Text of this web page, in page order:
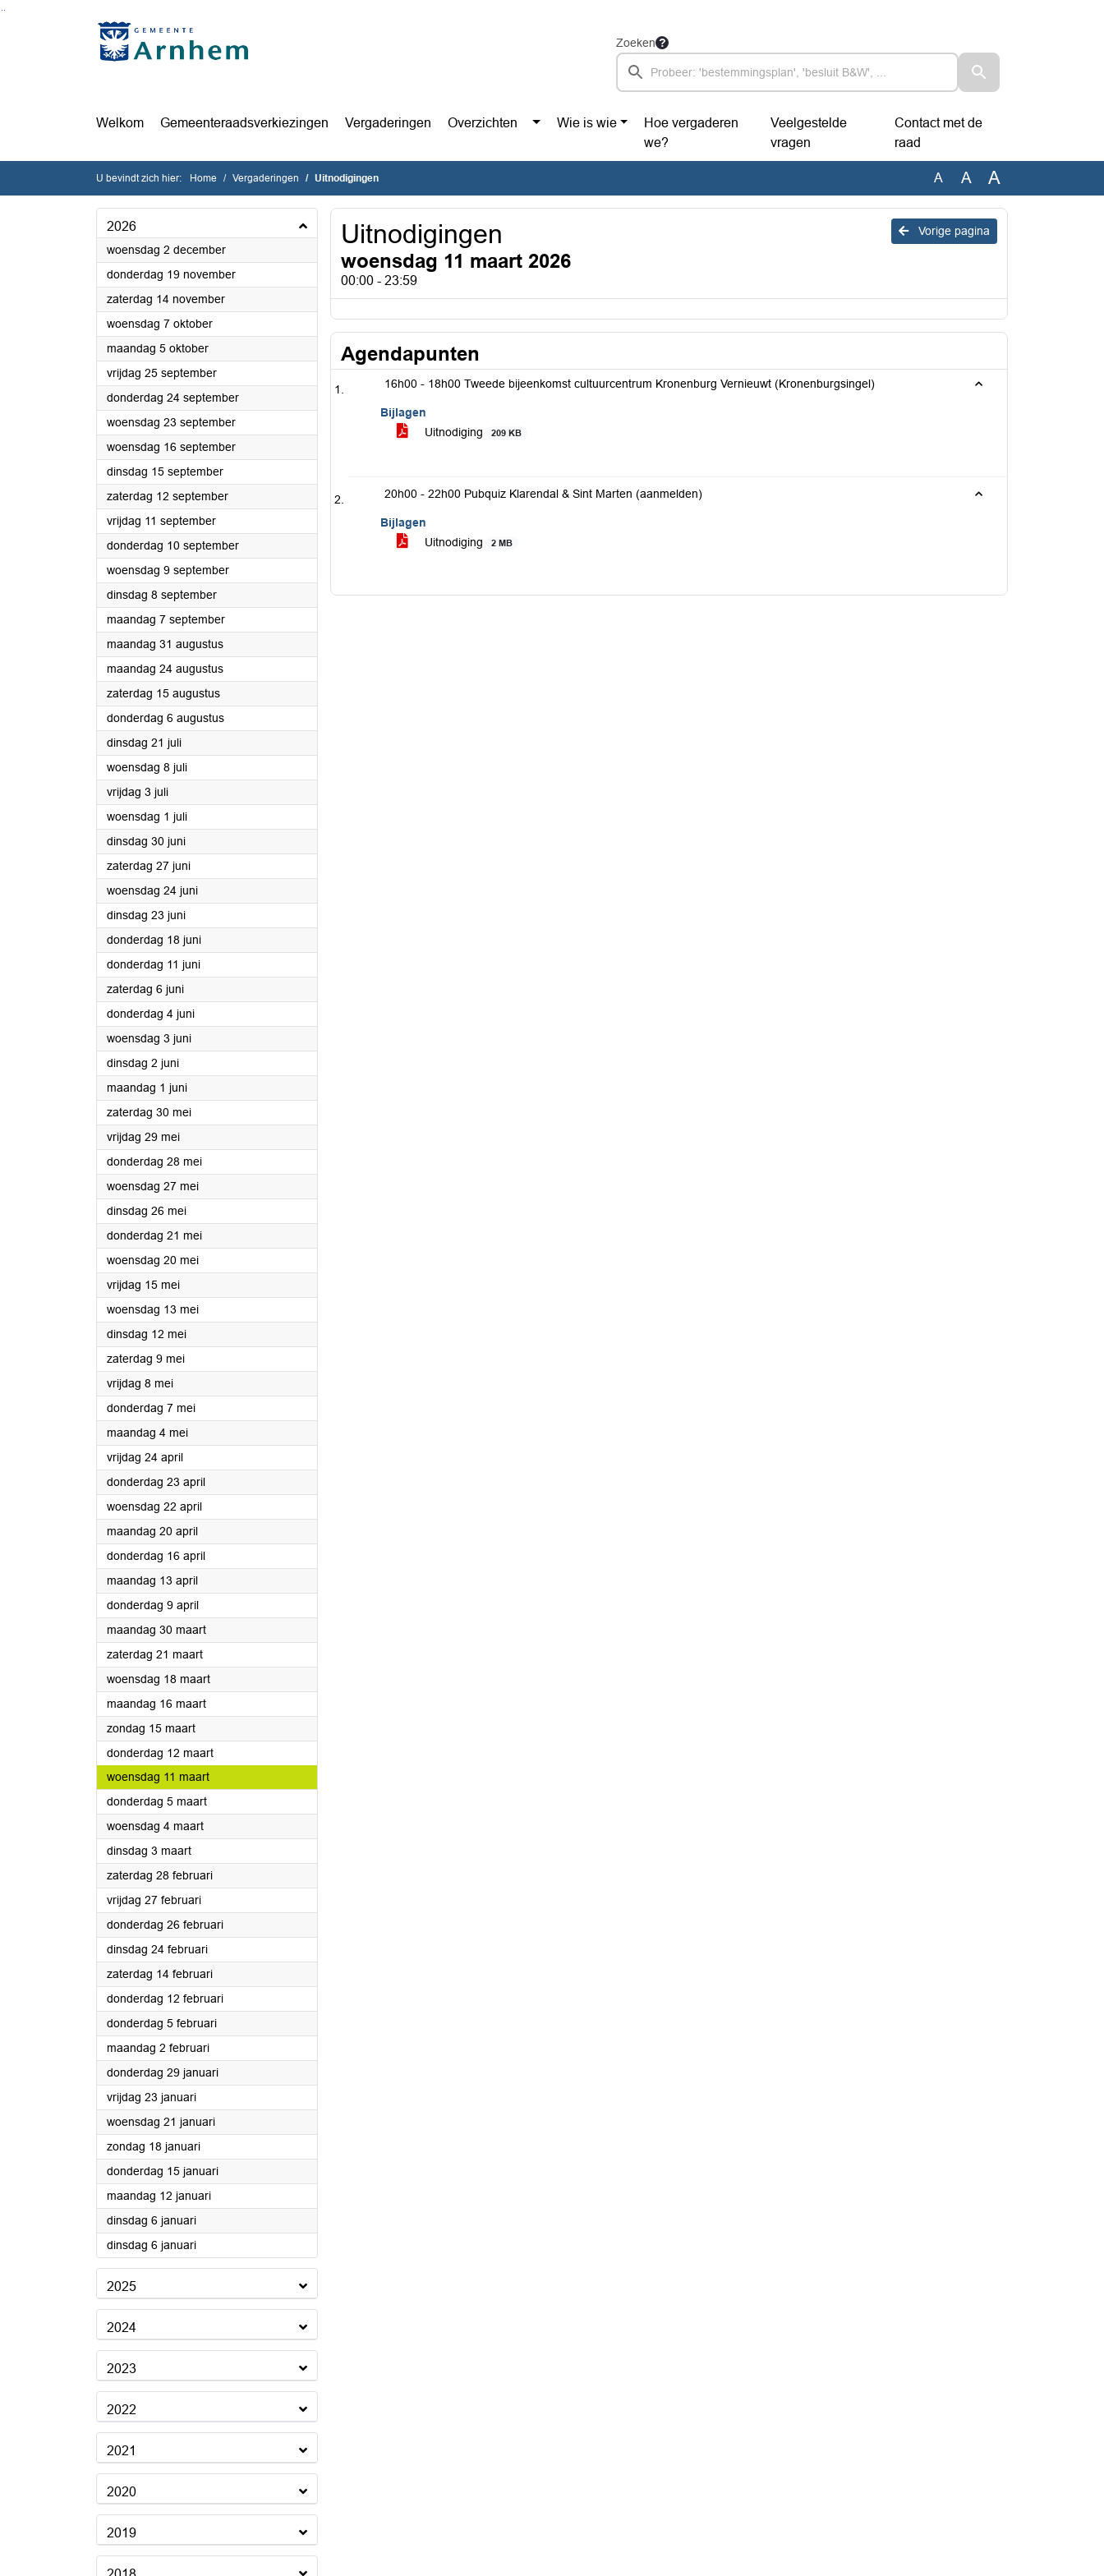
Ga naar de inhoud van deze pagina
Ga naar het zoeken
Ga naar het menu
Zoeken
Welkom Gemeenteraadsverkiezingen Vergaderingen Overzichten Wie is wie
Hoe vergaderen
we?
Veelgestelde
vragen
Contact met de
raad
U bevindt zich hier: Home Vergaderingen Uitnodigingen A A A
2026
woensdag 2 december2026
donderdag 19 november2026
zaterdag 14 november2026
woensdag 7 oktober2026
maandag 5 oktober2026
vrijdag 25 september2026
donderdag 24 september2026
woensdag 23 september2026
woensdag 16 september2026
dinsdag 15 september2026
zaterdag 12 september2026
vrijdag 11 september2026
donderdag 10 september2026
woensdag 9 september2026
dinsdag 8 september2026
maandag 7 september2026
maandag 31 augustus2026
maandag 24 augustus2026
zaterdag 15 augustus2026
donderdag 6 augustus2026
dinsdag 21 juli2026
woensdag 8 juli2026
vrijdag 3 juli2026
woensdag 1 juli2026
dinsdag 30 juni2026
zaterdag 27 juni2026
woensdag 24 juni2026
dinsdag 23 juni2026
donderdag 18 juni2026
donderdag 11 juni2026
zaterdag 6 juni2026
donderdag 4 juni2026
woensdag 3 juni2026
dinsdag 2 juni2026
maandag 1 juni2026
zaterdag 30 mei2026
vrijdag 29 mei2026
donderdag 28 mei2026
woensdag 27 mei2026
dinsdag 26 mei2026
donderdag 21 mei2026
woensdag 20 mei2026
vrijdag 15 mei2026
woensdag 13 mei2026
dinsdag 12 mei2026
zaterdag 9 mei2026
vrijdag 8 mei2026
donderdag 7 mei2026
maandag 4 mei2026
vrijdag 24 april2026
donderdag 23 april2026
woensdag 22 april2026
maandag 20 april2026
donderdag 16 april2026
maandag 13 april2026
donderdag 9 april2026
maandag 30 maart2026
zaterdag 21 maart2026
woensdag 18 maart2026
maandag 16 maart2026
zondag 15 maart2026
donderdag 12 maart2026
woensdag 11 maart2026
donderdag 5 maart2026
woensdag 4 maart2026
dinsdag 3 maart2026
zaterdag 28 februari2026
vrijdag 27 februari2026
donderdag 26 februari2026
dinsdag 24 februari2026
zaterdag 14 februari2026
donderdag 12 februari2026
donderdag 5 februari2026
maandag 2 februari2026
donderdag 29 januari2026
vrijdag 23 januari2026
woensdag 21 januari2026
zondag 18 januari2026
donderdag 15 januari2026
maandag 12 januari2026
dinsdag 6 januari2026
dinsdag 6 januari2026
2025
2024
2023
2022
2021
2020
2019
Vorige pagina
Uitnodigingen
woensdag 11 maart 2026
00:00 - 23:59
Agendapunten
16h00 - 18h00 Tweede bijeenkomst cultuurcentrum Kronenburg Vernieuwt (Kronenburgsingel)
Bijlagen
Uitnodiging
209 KB
20h00 - 22h00 Pubquiz Klarendal & Sint Marten (aanmelden)
Bijlagen
Uitnodiging
2 MB